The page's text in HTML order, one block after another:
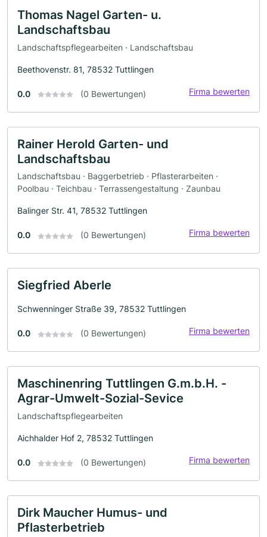
Thomas Nagel Garten- u.
Landschaftsbau
Landschaftspflegearbeiten · Landschaftsbau
Beethovenstr. 81, 78532 Tuttlingen
0.0 (0 Bewertungen) Firma bewerten
Rainer Herold Garten- und
Landschaftsbau
Landschaftsbau · Baggerbetrieb · Pflasterarbeiten ·
Poolbau · Teichbau · Terrassengestaltung · Zaunbau
Balinger Str. 41, 78532 Tuttlingen
0.0 (0 Bewertungen) Firma bewerten
Siegfried Aberle
Schwenninger Straße 39, 78532 Tuttlingen
0.0 (0 Bewertungen) Firma bewerten
Maschinenring Tuttlingen G.m.b.H. -
Agrar-Umwelt-Sozial-Sevice
Landschaftspflegearbeiten
Aichhalder Hof 2, 78532 Tuttlingen
0.0 (0 Bewertungen) Firma bewerten
Dirk Maucher Humus- und
Pflasterbetrieb